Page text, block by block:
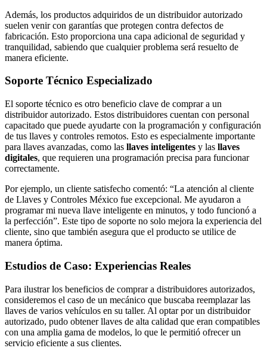
Además, los productos adquiridos de un distribuidor autorizado
suelen venir con garantías que protegen contra defectos de
fabricación. Esto proporciona una capa adicional de seguridad y
tranquilidad, sabiendo que cualquier problema será resuelto de
manera eficiente.
Soporte Técnico Especializado
El soporte técnico es otro beneficio clave de comprar a un
distribuidor autorizado. Estos distribuidores cuentan con personal
capacitado que puede ayudarte con la programación y configuración
de tus llaves y controles remotos. Esto es especialmente importante
para llaves avanzadas, como las llaves inteligentes y las llaves
digitales, que requieren una programación precisa para funcionar
correctamente.
Por ejemplo, un cliente satisfecho comentó: “La atención al cliente
de Llaves y Controles México fue excepcional. Me ayudaron a
programar mi nueva llave inteligente en minutos, y todo funcionó a
la perfección”. Este tipo de soporte no solo mejora la experiencia del
cliente, sino que también asegura que el producto se utilice de
manera óptima.
Estudios de Caso: Experiencias Reales
Para ilustrar los beneficios de comprar a distribuidores autorizados,
consideremos el caso de un mecánico que buscaba reemplazar las
llaves de varios vehículos en su taller. Al optar por un distribuidor
autorizado, pudo obtener llaves de alta calidad que eran compatibles
con una amplia gama de modelos, lo que le permitió ofrecer un
servicio eficiente a sus clientes.